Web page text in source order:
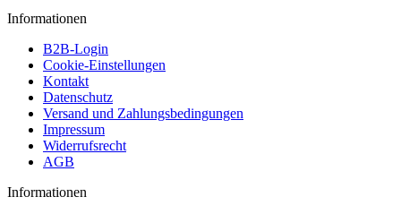
Informationen
B2B-Login
Cookie-Einstellungen
Kontakt
Datenschutz
Versand und Zahlungsbedingungen
Impressum
Widerrufsrecht
AGB
Informationen